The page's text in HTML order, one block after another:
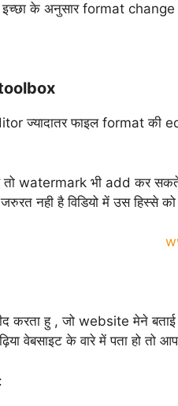
के अनुसार format
ज्यादातर फाइल format
तो watermark भी add कर
नही है विडियो में उस हिस्से
करता हु , जो website मेने
वेबसाइट के वारे में पता हो तो